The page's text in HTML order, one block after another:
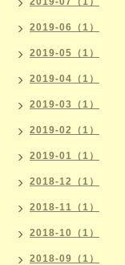
2019-06（1）
2019-05（1）
2019-04（1）
2019-03（1）
2019-02（1）
2019-01（1）
2018-12（1）
2018-11（1）
2018-10（1）
2018-09（1）